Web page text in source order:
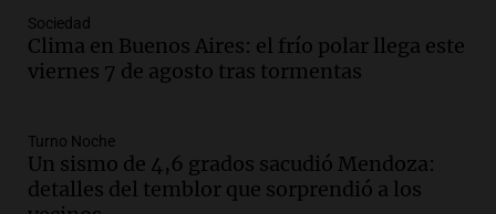
mano es muy peligroso”
La Argentina, hoy
Episodios
sobre los parques educativos
Amamos Argentina
Episodios
Sociedad
Clima en Buenos Aires: el frío polar llega este
viernes 7 de agosto tras tormentas
Turno Noche
Un sismo de 4,6 grados sacudió Mendoza:
detalles del temblor que sorprendió a los